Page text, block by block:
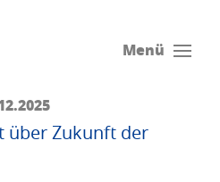
Menü
über Zukunft der